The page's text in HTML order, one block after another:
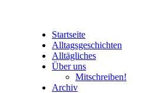
Startseite
Alltagsgeschichten
Alltägliches
Über uns
Mitschreiben!
Archiv